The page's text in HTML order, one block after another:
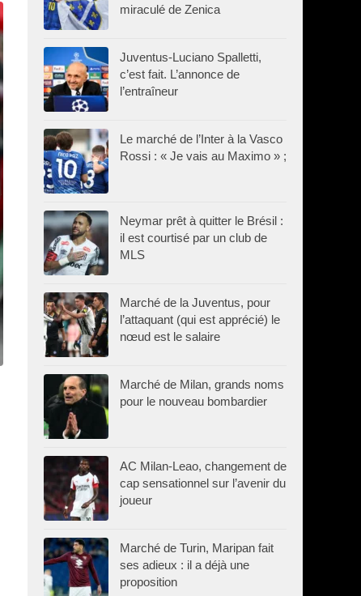
miraculé de Zenica
Juventus-Luciano Spalletti,
c’est fait. L’annonce de
l’entraîneur
Le marché de l’Inter à la Vasco
Rossi : « Je vais au Maximo » ;
Neymar prêt à quitter le Brésil :
il est courtisé par un club de
MLS
Marché de la Juventus, pour
l’attaquant (qui est apprécié) le
nœud est le salaire
Marché de Milan, grands noms
pour le nouveau bombardier
AC Milan-Leao, changement de
cap sensationnel sur l’avenir du
joueur
Marché de Turin, Maripan fait
ses adieux : il a déjà une
proposition